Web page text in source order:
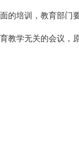
培训，教育部门要
学无关的会议，原